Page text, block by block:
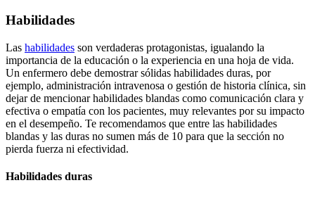
Habilidades
Las habilidades son verdaderas protagonistas, igualando la
importancia de la educación o la experiencia en una hoja de vida.
Un enfermero debe demostrar sólidas habilidades duras, por
ejemplo, administración intravenosa o gestión de historia clínica, sin
dejar de mencionar habilidades blandas como comunicación clara y
efectiva o empatía con los pacientes, muy relevantes por su impacto
en el desempeño. Te recomendamos que entre las habilidades
blandas y las duras no sumen más de 10 para que la sección no
pierda fuerza ni efectividad.
Habilidades duras